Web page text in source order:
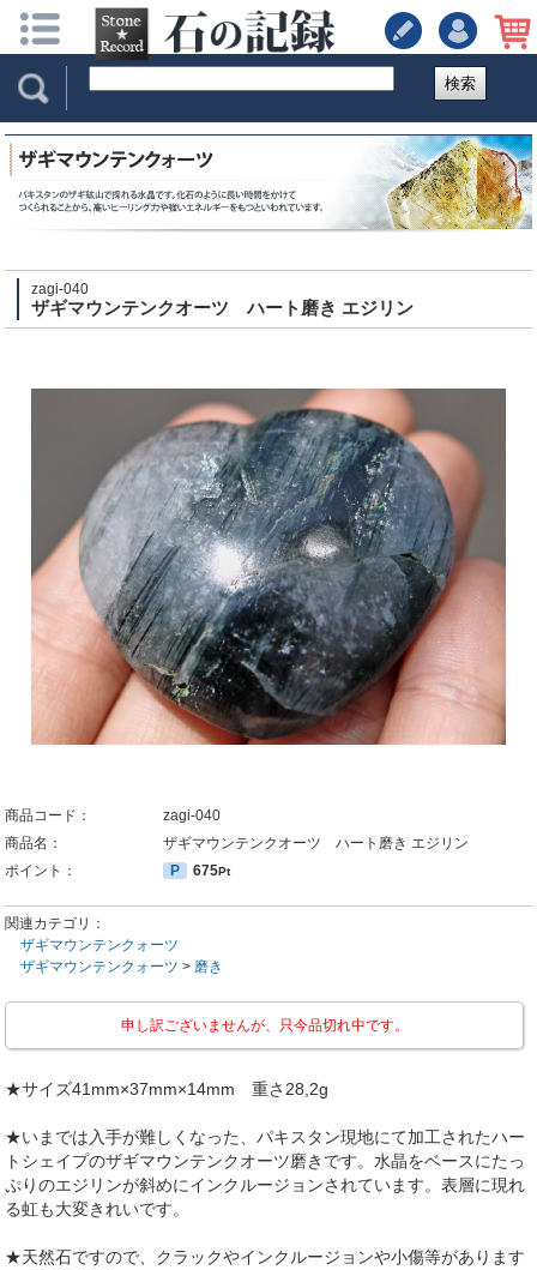
検索
zagi-040
ザギマウンテンクオーツ ハート磨き エジリン
商品コード：
zagi-040
商品名：
ザギマウンテンクオーツ ハート磨き エジリン
ポイント：
P 675Pt
関連カテゴリ：
ザギマウンテンクォーツ
ザギマウンテンクォーツ > 磨き
申し訳ございませんが、只今品切れ中です。
★サイズ41mm×37mm×14mm 重さ28,2g
★いまでは入手が難しくなった、パキスタン現地にて加工されたハー
トシェイプのザギマウンテンクオーツ磨きです。水晶をベースにたっ
ぷりのエジリンが斜めにインクルージョンされています。表層に現れ
る虹も大変きれいです。
★天然石ですので、クラックやインクルージョンや小傷等があります